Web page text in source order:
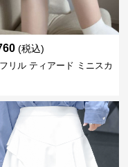
(税込)
リル ティアード ミニスカ